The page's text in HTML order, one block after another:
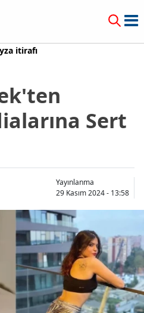
itirafı
Sert
Yayınlanma
29 Kasım 2024 - 13:58